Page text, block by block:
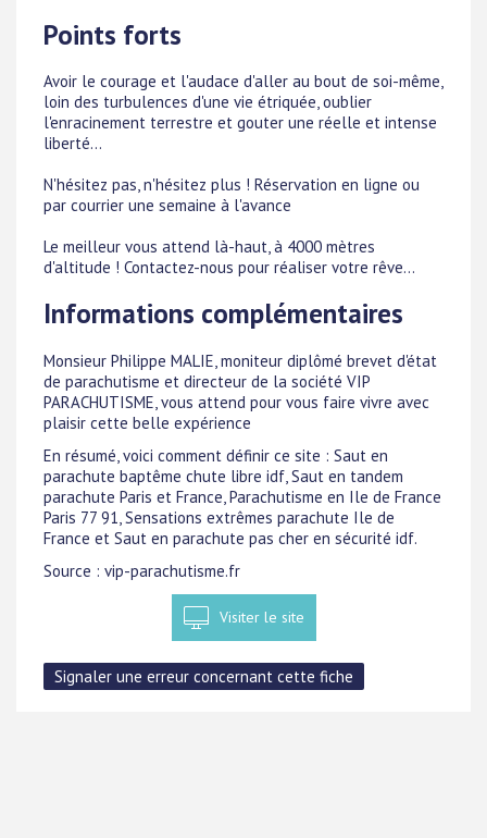
Points forts
Avoir le courage et l'audace d'aller au bout de soi-même,
loin des turbulences d'une vie étriquée, oublier
l'enracinement terrestre et gouter une réelle et intense
liberté...
N'hésitez pas, n'hésitez plus ! Réservation en ligne ou
par courrier une semaine à l'avance
Le meilleur vous attend là-haut, à 4000 mètres
d'altitude ! Contactez-nous pour réaliser votre rêve...
Informations complémentaires
Monsieur Philippe MALIE, moniteur diplômé brevet d'état
de parachutisme et directeur de la société VIP
PARACHUTISME, vous attend pour vous faire vivre avec
plaisir cette belle expérience
En résumé, voici comment définir ce site : Saut en
parachute baptême chute libre idf, Saut en tandem
parachute Paris et France, Parachutisme en Ile de France
Paris 77 91, Sensations extrêmes parachute Ile de
France et Saut en parachute pas cher en sécurité idf.
Source : vip-parachutisme.fr
Visiter le site